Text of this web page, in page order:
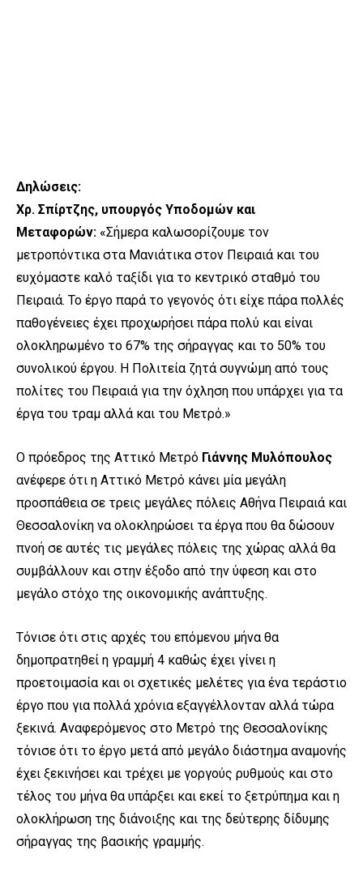
Δηλώσεις:
Χρ. Σπίρτζης, υπουργός Υποδομών και
Μεταφορών: «Σήμερα καλωσορίζουμε τον
μετροπόντικα στα Μανιάτικα στον Πειραιά και του
ευχόμαστε καλό ταξίδι για το κεντρικό σταθμό του
Πειραιά. Το έργο παρά το γεγονός ότι είχε πάρα πολλές
παθογένειες έχει προχωρήσει πάρα πολύ και είναι
ολοκληρωμένο το 67% της σήραγγας και το 50% του
συνολικού έργου. Η Πολιτεία ζητά συγνώμη από τους
πολίτες του Πειραιά για την όχληση που υπάρχει για τα
έργα του τραμ αλλά και του Μετρό.»
Ο πρόεδρος της Αττικό Μετρό Γιάννης Μυλόπουλος
ανέφερε ότι η Αττικό Μετρό κάνει μία μεγάλη
προσπάθεια σε τρεις μεγάλες πόλεις Αθήνα Πειραιά και
Θεσσαλονίκη να ολοκληρώσει τα έργα που θα δώσουν
πνοή σε αυτές τις μεγάλες πόλεις της χώρας αλλά θα
συμβάλλουν και στην έξοδο από την ύφεση και στο
μεγάλο στόχο της οικονομικής ανάπτυξης.
Τόνισε ότι στις αρχές του επόμενου μήνα θα
δημοπρατηθεί η γραμμή 4 καθώς έχει γίνει η
προετοιμασία και οι σχετικές μελέτες για ένα τεράστιο
έργο που για πολλά χρόνια εξαγγέλλονταν αλλά τώρα
ξεκινά. Αναφερόμενος στο Μετρό της Θεσσαλονίκης
τόνισε ότι το έργο μετά από μεγάλο διάστημα αναμονής
έχει ξεκινήσει και τρέχει με γοργούς ρυθμούς και στο
τέλος του μήνα θα υπάρξει και εκεί το ξετρύπημα και η
ολοκλήρωση της διάνοιξης και της δεύτερης δίδυμης
σήραγγας της βασικής γραμμής.